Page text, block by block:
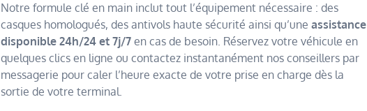
Notre formule clé en main inclut tout l’équipement nécessaire : des
casques homologués, des antivols haute sécurité ainsi qu’une assistance
disponible 24h/24 et 7j/7 en cas de besoin. Réservez votre véhicule en
quelques clics en ligne ou contactez instantanément nos conseillers par
messagerie pour caler l’heure exacte de votre prise en charge dès la
sortie de votre terminal.